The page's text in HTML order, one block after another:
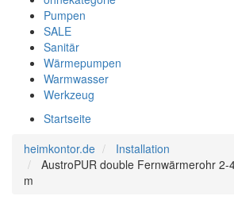
Pumpen
SALE
Sanitär
Wärmepumpen
Warmwasser
Werkzeug
Startseite
heimkontor.de
Installation
AustroPUR double Fernwärmerohr 2-
m